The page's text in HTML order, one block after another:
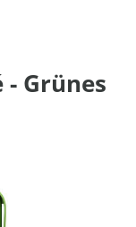
- Grünes